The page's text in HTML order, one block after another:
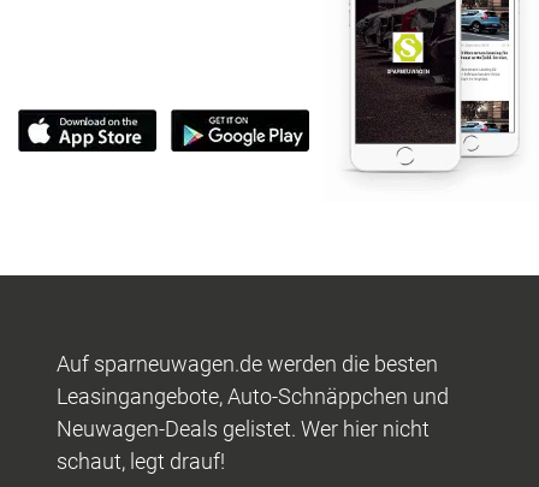
Auf sparneuwagen.de werden die besten
Leasingangebote, Auto-Schnäppchen und
Neuwagen-Deals gelistet. Wer hier nicht
schaut, legt drauf!